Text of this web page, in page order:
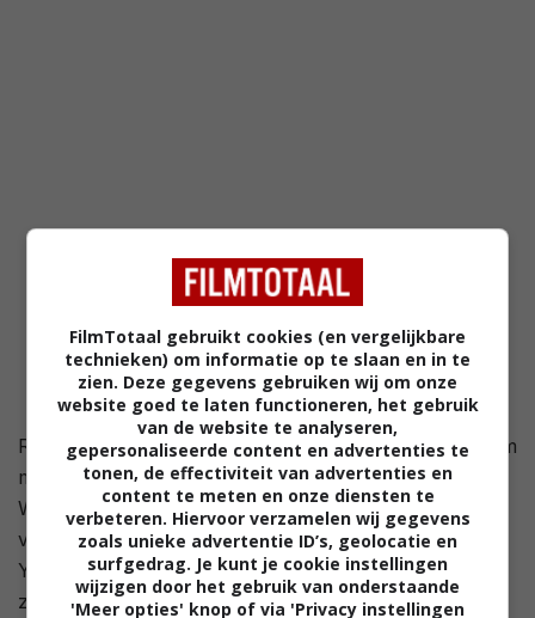
Regisseur Nicolas Ray wil absoluut nog een laatste film
maken voordat hij sterft aan de gevolgen van kanker.
Wim Wenders is bezig in Hollywood met opnames
voor zijn eigen film Hammett, maar vliegt naar New
York om zijn vriend te helpen met het realiseren van
zijn laatste wens. Ray's idee is om een film te maken
FilmTotaal gebruikt cookies (en vergelijkbare
technieken) om informatie op te slaan en in te
zien. Deze gegevens gebruiken wij om onze
website goed te laten functioneren, het gebruik
van de website te analyseren,
gepersonaliseerde content en advertenties te
tonen, de effectiviteit van advertenties en
content te meten en onze diensten te
verbeteren. Hiervoor verzamelen wij gegevens
zoals unieke advertentie ID’s, geolocatie en
surfgedrag. Je kunt je cookie instellingen
wijzigen door het gebruik van onderstaande
'Meer opties' knop of via 'Privacy instellingen